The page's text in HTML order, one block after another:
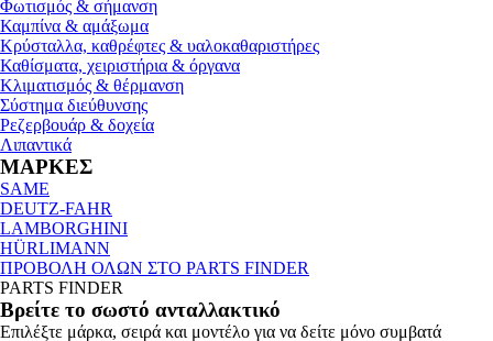
Φωτισμός & σήμανση
Καμπίνα & αμάξωμα
Κρύσταλλα, καθρέφτες & υαλοκαθαριστήρες
Καθίσματα, χειριστήρια & όργανα
Κλιματισμός & θέρμανση
Σύστημα διεύθυνσης
Ρεζερβουάρ & δοχεία
Λιπαντικά
ΜΑΡΚΕΣ
SAME
DEUTZ-FAHR
LAMBORGHINI
HÜRLIMANN
ΠΡΟΒΟΛΗ ΟΛΩΝ ΣΤΟ PARTS FINDER
PARTS FINDER
Βρείτε το σωστό ανταλλακτικό
Επιλέξτε μάρκα, σειρά και μοντέλο για να δείτε μόνο συμβατά